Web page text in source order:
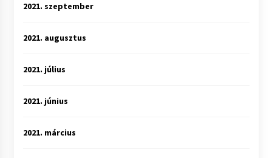
2021. szeptember
2021. augusztus
2021. július
2021. június
2021. március